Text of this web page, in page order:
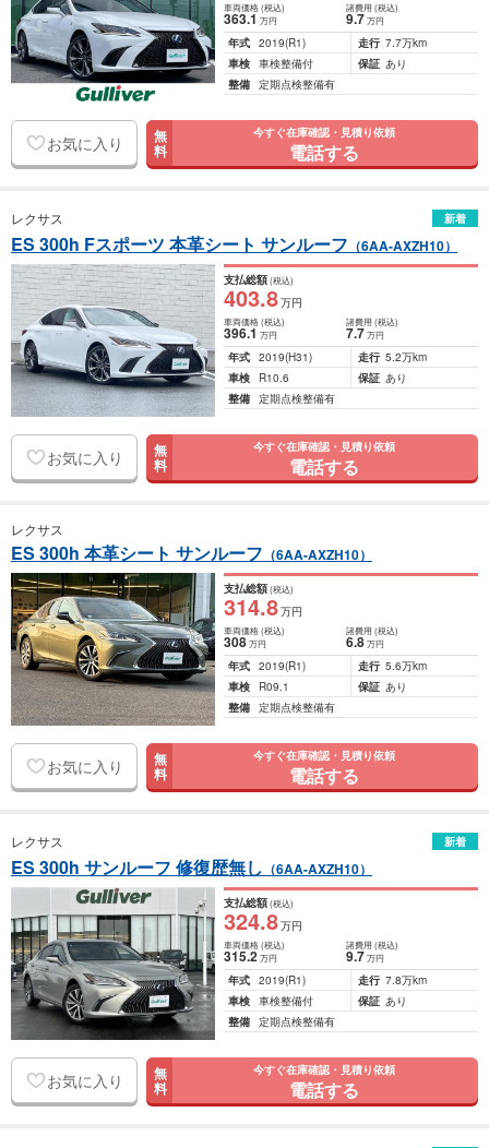
車両価格(税込)
363.1万円
諸費用 (税込)
9.7 万円
年式 2019(R1) 走行 7.7万km
車検 車検整備付 保証 あり
整備 定期点検整備有
お気に入り 無
料
今すぐ在庫確認・見積り依頼
電話する
レクサス 新着
ES 300h Fスポーツ 本革シート サンルーフ （6AA-AXZH10）
支払総額(税込)
403.8万円
車両価格(税込)
396.1万円
諸費用 (税込)
7.7 万円
年式 2019(H31) 走行 5.2万km
車検
R10.6 保証 あり
整備 定期点検整備有
お気に入り 無
料
今すぐ在庫確認・見積り依頼
電話する
レクサス
ES 300h 本革シート サンルーフ （6AA-AXZH10）
支払総額(税込)
314.8万円
車両価格(税込)
308万円
諸費用 (税込)
6.8 万円
年式 2019(R1) 走行 5.6万km
車検
R09.1 保証 あり
整備 定期点検整備有
お気に入り 無
料
今すぐ在庫確認・見積り依頼
電話する
レクサス 新着
ES 300h サンルーフ 修復歴無し （6AA-AXZH10）
支払総額(税込)
324.8万円
車両価格(税込)
315.2万円
諸費用 (税込)
9.7 万円
年式 2019(R1) 走行 7.8万km
車検 車検整備付 保証 あり
整備 定期点検整備有
お気に入り 無
料
今すぐ在庫確認・見積り依頼
電話する